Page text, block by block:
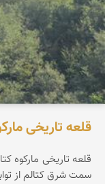
قلعه تاریخی
قلعه تاریخی مارکوه
سمت شرق کتالم از